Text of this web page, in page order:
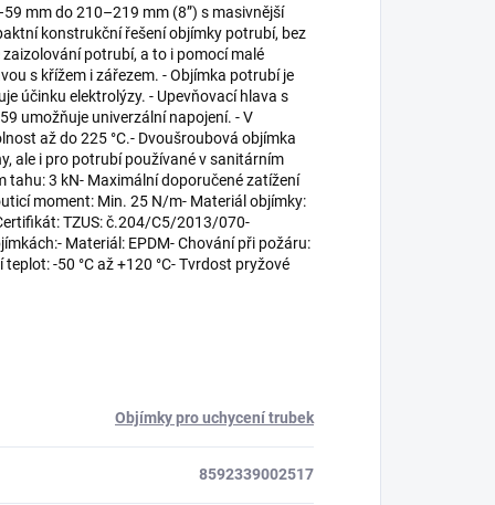
mm do 210–219 mm (8”) s masivnější
konstrukční řešení objímky potrubí, bez
potrubí, a to i pomocí malé
s křížem i zářezem. - Objímka potrubí je
účinku elektrolýzy. - Upevňovací hlava s
umožňuje univerzální napojení. - V
až do 225 °C.- Dvoušroubová objímka
ale i pro potrubí používané v sanitárním
tahu: 3 kN- Maximální doporučené zatížení
moment: Min. 25 N/m- Materiál objímky:
TZUS: č.204/C5/2013/070-
Materiál: EPDM- Chování při požáru:
-50 °C až +120 °C- Tvrdost pryžové
Objímky pro uchycení trubek
8592339002517